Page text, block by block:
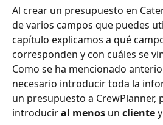
Al crear un presupuesto en
de varios campos que puedes
capítulo explicamos a qué
corresponden y con cuáles se
Como se ha mencionado
necesario introducir toda la
un presupuesto a CrewPlanner,
introducir al menos un cliente